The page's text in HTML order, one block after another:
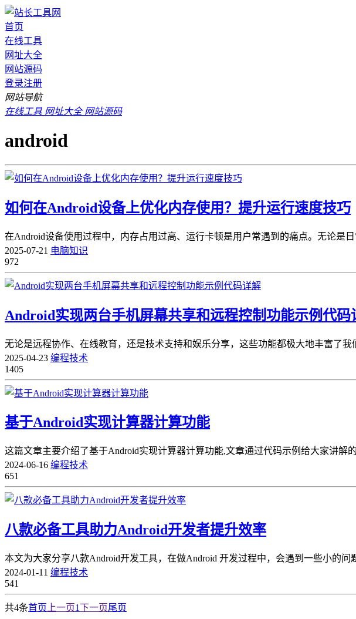
首页
在线工具
网址大全
网站源码
登录注册
网站导航
在线工具 网址大全 网站源码
android
如何在Android设备上优化内存使用？提升运行速度技巧
在Android设备使用过程中，内存占用过高、运行卡顿是用户常遇到的痛点。无论
2025-07-21 电脑知识
972
Android实现两台手机屏幕共享和远程控制功能示例代码
无论是远程协作、在线教育，还是技术支持和娱乐分享，这些功能都极大地丰富了
2025-04-23 编程技术
1405
基于Android实现计算器计算功能
这篇文章主要介绍了基于Android实现计算器计算功能,文章通过代码示例给大家讲
2024-06-16 编程技术
651
八款必备工具助力Android开发者提升效率
本文为大家分享八款Android开发工具，在做Android 开发过程中，会遇到一些小的
2024-01-11 编程技术
541
共4条首页 上一页1下一页尾页